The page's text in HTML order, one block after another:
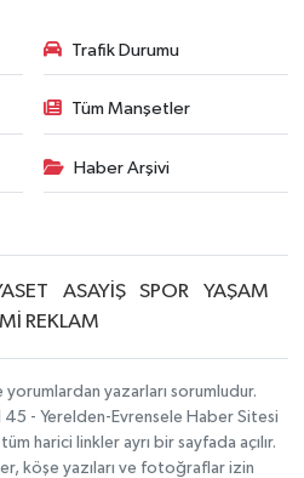
Trafik Durumu
Tüm Manşetler
Haber Arşivi
ASAYİŞ SPOR
YAŞAM
REKLAM
yorumlardan yazarları sorumludur.
45 - Yerelden-Evrensele Haber Sitesi
harici linkler ayrı bir sayfada açılır.
köşe yazıları ve fotoğraflar izin